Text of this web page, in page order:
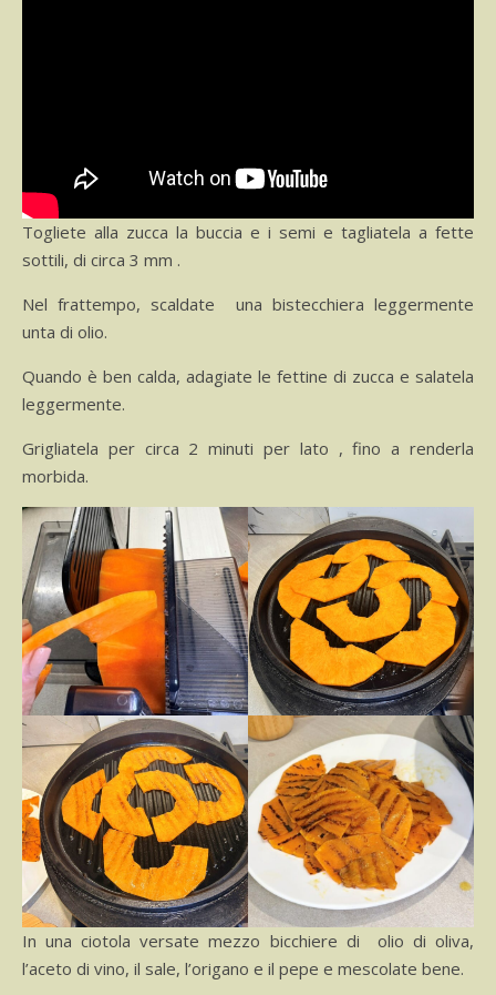
Togliete alla zucca la buccia e i semi e tagliatela a fette
sottili, di circa 3 mm .
Nel frattempo, scaldate una bistecchiera leggermente
unta di olio.
Quando è ben calda, adagiate le fettine di zucca e salatela
leggermente.
Grigliatela per circa 2 minuti per lato , fino a renderla
morbida.
In una ciotola versate mezzo bicchiere di olio di oliva,
l’aceto di vino, il sale, l’origano e il pepe e mescolate bene.